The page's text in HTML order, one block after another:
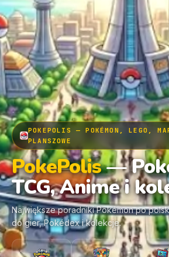
POKEPOLIS — POKÉMON, LEGO,
PLANSZOWE
PokePolis—
TCG, Anime i
Największe poradniki Pokémon po
do gier, Pokédex i kolekcje.